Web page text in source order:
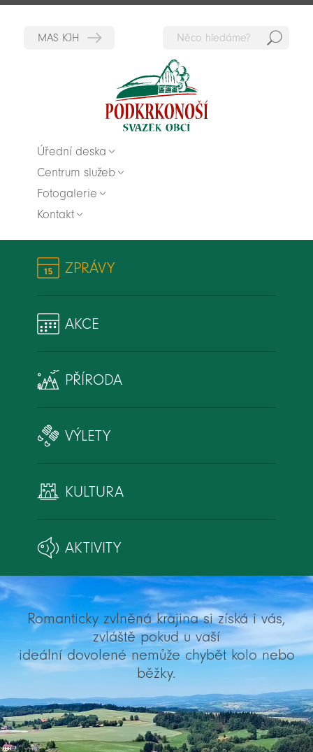
Úřední deska
Centrum služeb
Fotogalerie
Kontakt
ZPRÁVY
AKCE
PŘÍRODA
VÝLETY
KULTURA
AKTIVITY
Romanticky zvlněná krajina si získá i vás,
zvláště pokud u vaší
ideální dovolené nemůže chybět kolo nebo
běžky.